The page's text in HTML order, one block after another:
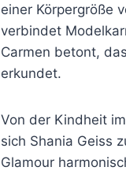
einer Körpergröße
verbindet
Carmen betont,
erkundet.
Von der Kindheit
sich Shania Geiss
Glamour